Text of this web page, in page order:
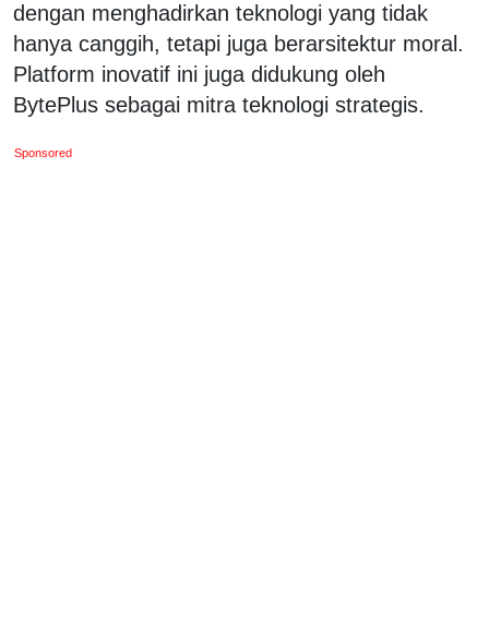
dengan menghadirkan teknologi yang tidak
hanya canggih, tetapi juga berarsitektur moral.
Platform inovatif ini juga didukung oleh
BytePlus sebagai mitra teknologi strategis.
Sponsored